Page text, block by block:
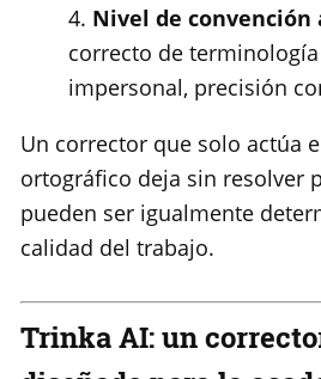
Nivel de convención
correcto de
impersonal, precisión
Un corrector que solo actúa
ortográfico deja sin resolver
pueden ser igualmente
calidad del trabajo.
Trinka AI: un